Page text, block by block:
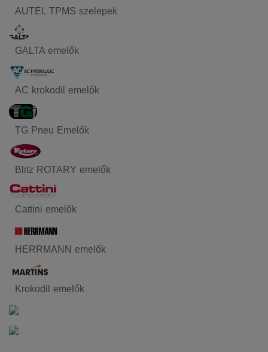
AUTEL TPMS szelepek
GALTA emelők
AC krokodil emelők
TG Pneu Emelők
Blitz ROTARY emelők
Cattini emelők
HERRMANN emelők
Krokodil emelők